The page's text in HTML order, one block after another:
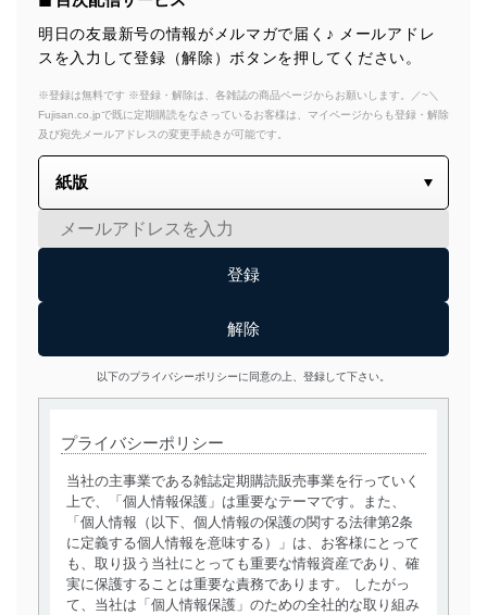
明日の友最新号の情報がメルマガで届く♪ メールアドレ
スを入力して登録（解除）ボタンを押してください。
※登録は無料です ※登録・解除は、各雑誌の商品ページからお願いします。／~＼
Fujisan.co.jpで既に定期購読をなさっているお客様は、マイページからも登録・解除
及び宛先メールアドレスの変更手続きが可能です。
以下のプライバシーポリシーに同意の上、登録して下さい。
プライバシーポリシー
当社の主事業である雑誌定期購読販売事業を行っていく
上で、「個人情報保護」は重要なテーマです。また、
「個人情報（以下、個人情報の保護の関する法律第2条
に定義する個人情報を意味する）」は、お客様にとって
も、取り扱う当社にとっても重要な情報資産であり、確
実に保護することは重要な責務であります。 したがっ
て、当社は「個人情報保護」のための全社的な取り組み